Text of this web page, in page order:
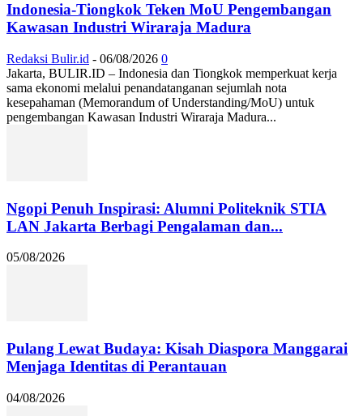
Indonesia-Tiongkok Teken MoU Pengembangan
Kawasan Industri Wiraraja Madura
Redaksi Bulir.id - 06/08/2026 0
Jakarta, BULIR.ID – Indonesia dan Tiongkok memperkuat kerja
sama ekonomi melalui penandatanganan sejumlah nota
kesepahaman (Memorandum of Understanding/MoU) untuk
pengembangan Kawasan Industri Wiraraja Madura...
Ngopi Penuh Inspirasi: Alumni Politeknik STIA
LAN Jakarta Berbagi Pengalaman dan...
05/08/2026
Pulang Lewat Budaya: Kisah Diaspora Manggarai
Menjaga Identitas di Perantauan
04/08/2026